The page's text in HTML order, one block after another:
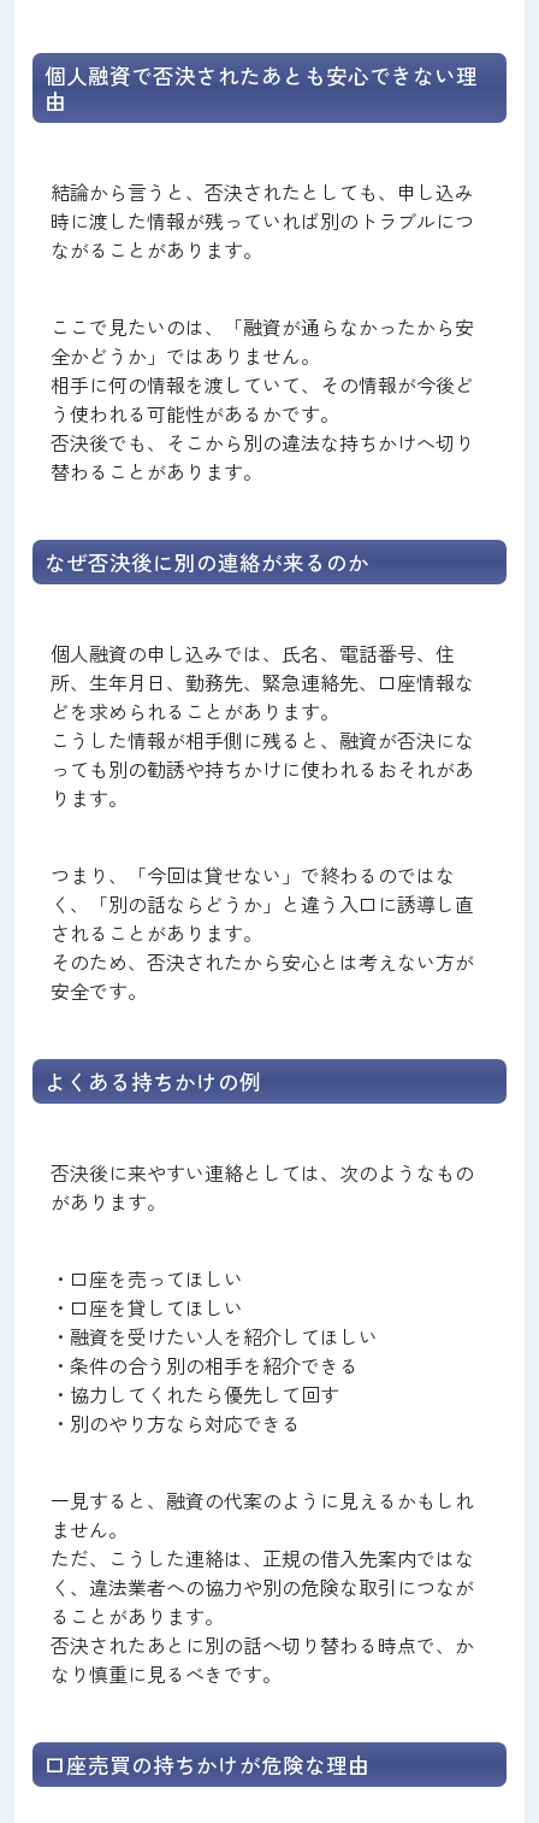
個人融資で否決されたあとも安心できない理
由
結論から言うと、否決されたとしても、申し込み
時に渡した情報が残っていれば別のトラブルにつ
ながることがあります。
ここで見たいのは、「融資が通らなかったから安
全かどうか」ではありません。
相手に何の情報を渡していて、その情報が今後ど
う使われる可能性があるかです。
否決後でも、そこから別の違法な持ちかけへ切り
替わることがあります。
なぜ否決後に別の連絡が来るのか
個人融資の申し込みでは、氏名、電話番号、住
所、生年月日、勤務先、緊急連絡先、口座情報な
どを求められることがあります。
こうした情報が相手側に残ると、融資が否決にな
っても別の勧誘や持ちかけに使われるおそれがあ
ります。
つまり、「今回は貸せない」で終わるのではな
く、「別の話ならどうか」と違う入口に誘導し直
されることがあります。
そのため、否決されたから安心とは考えない方が
安全です。
よくある持ちかけの例
否決後に来やすい連絡としては、次のようなもの
があります。
・口座を売ってほしい
・口座を貸してほしい
・融資を受けたい人を紹介してほしい
・条件の合う別の相手を紹介できる
・協力してくれたら優先して回す
・別のやり方なら対応できる
一見すると、融資の代案のように見えるかもしれ
ません。
ただ、こうした連絡は、正規の借入先案内ではな
く、違法業者への協力や別の危険な取引につなが
ることがあります。
否決されたあとに別の話へ切り替わる時点で、か
なり慎重に見るべきです。
口座売買の持ちかけが危険な理由